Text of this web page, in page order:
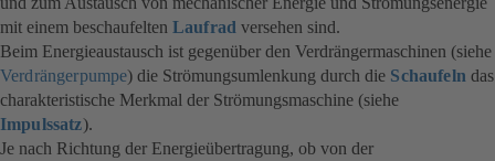
mit einem beschaufelten Laufrad versehen sind.
Beim Energieaustausch ist gegenüber den Verdrängermaschinen (siehe
Verdrängerpumpe) die Strömungsumlenkung durch die Schaufeln das
charakteristische Merkmal der Strömungsmaschine (siehe
Impulssatz).
Je nach Richtung der Energieübertragung, ob von der